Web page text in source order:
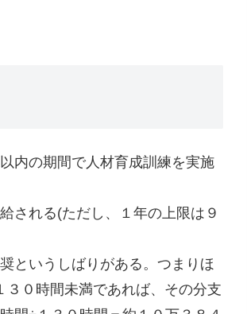
内の期間で人材育成訓練を実施
される(ただし、１年の上限は９
というしばりがある。つまりほ
０時間未満であれば、その分支